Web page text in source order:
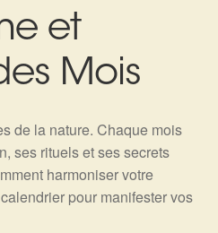
et
Mois
de la nature. Chaque mois
ses rituels et ses secrets
harmoniser votre
pour manifester vos